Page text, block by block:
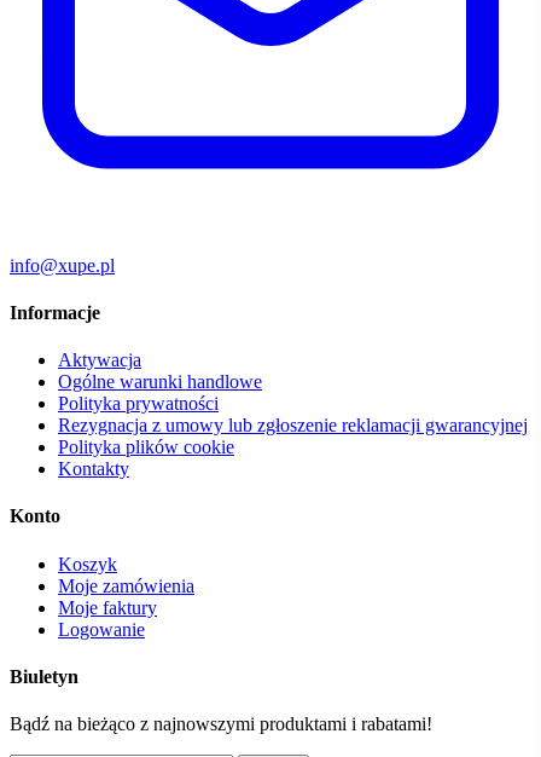
info@xupe.pl
Informacje
Aktywacja
Ogólne warunki handlowe
Polityka prywatności
Rezygnacja z umowy lub zgłoszenie reklamacji gwarancyjnej
Polityka plików cookie
Kontakty
Konto
Koszyk
Moje zamówienia
Moje faktury
Logowanie
Biuletyn
Bądź na bieżąco z najnowszymi produktami i rabatami!